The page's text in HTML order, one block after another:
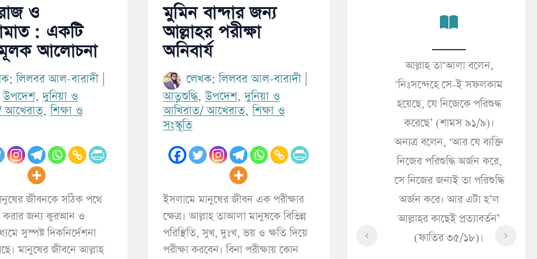
ও
: একটি
আলোচনা
লিলবর আল-বারাদী
উপদেশ,দুনিয়া ও
আখেরাত,শিক্ষা ও
জীবনকে সঠিক পথে
করার জন্য কুরআন ও
সুস্পষ্ট দিকনির্দেশনা
মানুষের জীবনে আল্লাহ
মুমিন বান্দার জন্য
আল্লাহর পরীক্ষা
অনিবার্য
লেখক: লিলবর আল-বারাদী
আত্নশুদ্ধি,উপদেশ,দুনিয়া ও
আখিরাত/ আখেরাত,শিক্ষা ও
সংস্কৃতি
ইসলামে মানুষের জীবন এক পরীক্ষার
ক্ষেত্র। আল্লাহ তাআলা মানুষকে বিভিন্ন
পরিস্থিতি, সুখ, দুঃখ, ভয় ও ক্ষতি দিয়ে
পরীক্ষা করবেন। বিনা পরীক্ষায় কোন
আনাস (রাযি.) থেকে
বর্ণিত, নবী সাল্লাল্লাহু
আলাইহি ওয়াসাল্লাম
বলেছেনঃ তোমরা (দ্বীনের
ব্যাপারে) সহজ পন্থা
অবলম্বন কর, কঠিন পন্থা
মানুষকে সুসংবাদ দাও,
বিরক্তি সৃষ্টি করো না।
(৬১২৫; মুসলিম ৩২/৩
জীবন’ (আনকাবূত ২৯/৬৪)।
‘আর দুনিয়ার জীবন শুধু
আল্লাহ তা‘আলা বলেন,
‘নিঃসন্দেহে সে-ই সফলকাম
হয়েছে, যে নিজেকে পরিশুদ্ধ
করেছে’ (শামস ৯১/৯)।
অন্যত্র বলেন, ‘আর যে ব্যক্তি
নিজের পরিশুদ্ধি অর্জন করে,
সে নিজের জন্যই তা পরিশুদ্ধি
অর্জন করে। আর এটা হ’ল
আল্লাহর কাছেই প্রত্যাবর্তন’
(ফাতির ৩৫/১৮)।